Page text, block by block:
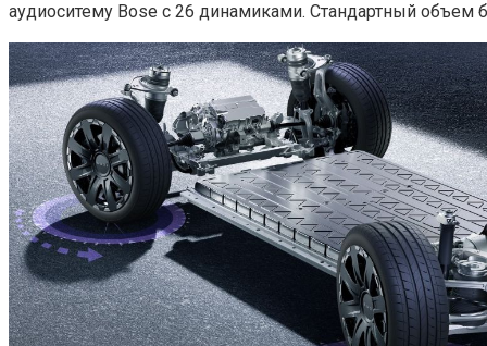
аудиоситему Bose с 26 динамиками. Стандартный